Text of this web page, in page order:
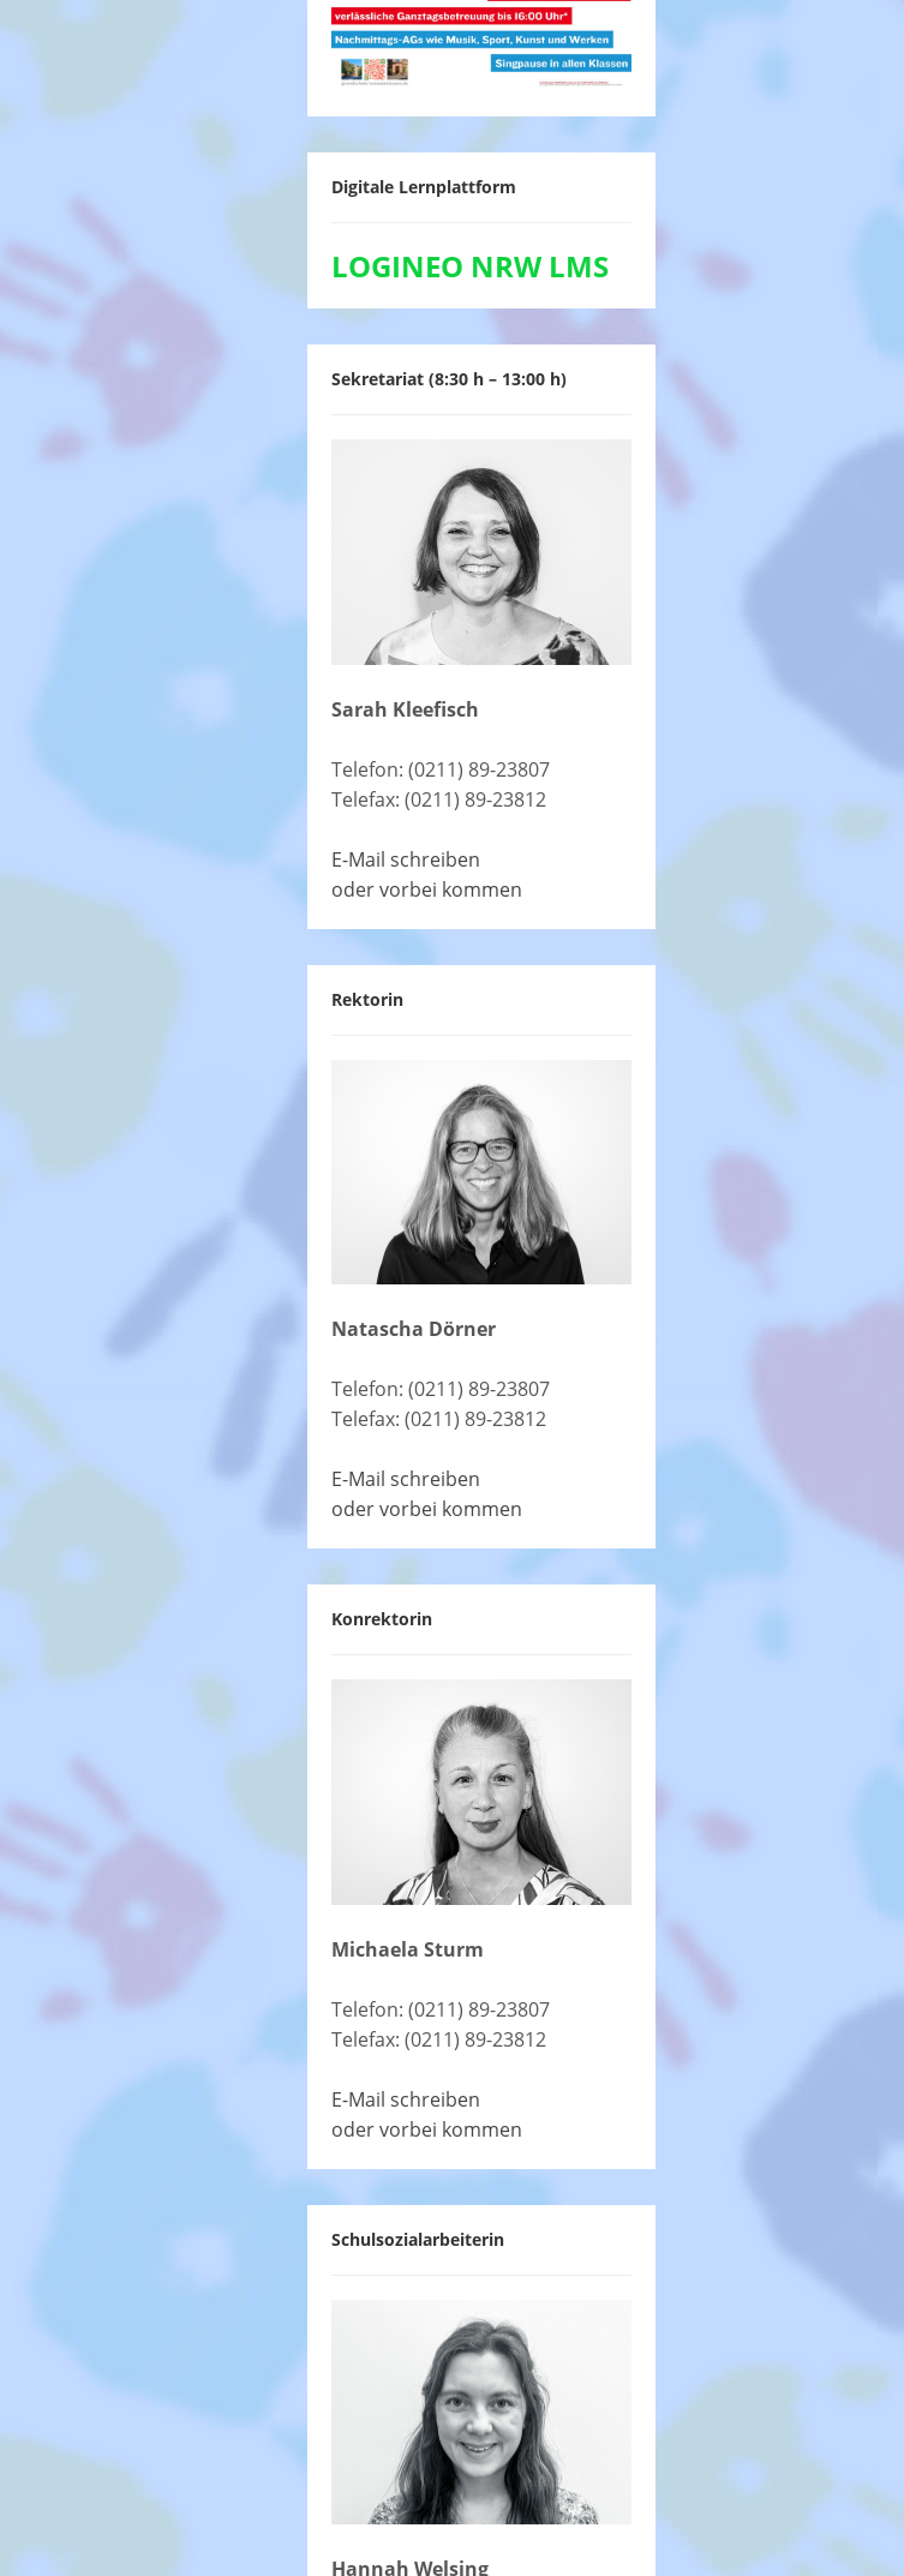
Digitale Lernplattform
LOGINEO NRW LMS
Sekretariat (8:30 h – 13:00 h)
Sarah Kleefisch
Telefon: (0211) 89-23807
Telefax: (0211) 89-23812
E-Mail schreiben
oder vorbei kommen
Rektorin
Natascha Dörner
Telefon: (0211) 89-23807
Telefax: (0211) 89-23812
E-Mail schreiben
oder vorbei kommen
Konrektorin
Michaela Sturm
Telefon: (0211) 89-23807
Telefax: (0211) 89-23812
E-Mail schreiben
oder vorbei kommen
Schulsozialarbeiterin
Hannah Welsing